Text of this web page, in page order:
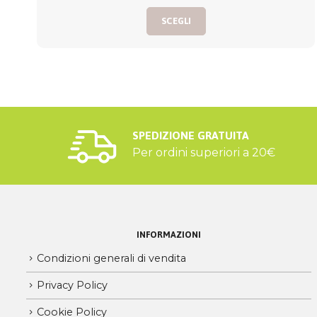
SCEGLI
Questo prodotto ha più varianti. Le opzioni possono essere scelte nella pagina del prodotto
SPEDIZIONE GRATUITA
Per ordini superiori a 20€
INFORMAZIONI
Condizioni generali di vendita
Privacy Policy
Cookie Policy